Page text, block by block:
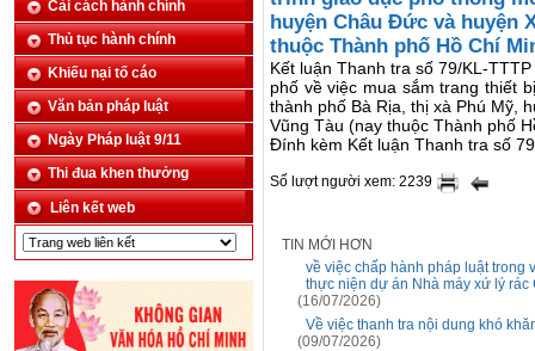
Cải cách hành chính
Thủ tục hành chính
Khiếu nại tố cáo
Văn bản pháp luật
Ngày Pháp luật 9/11
Thi đua khen thưởng
Liên kết web
huyện Châu Đức và huyện
thuộc Thành phố Hồ Chí
Kết luận Thanh tra số 79/KL-
phố về việc mua sắm trang thiết
thành phố Bà Rịa, thị xà Phú Mỹ,
Vũng Tàu (nay thuộc Thành phố
Đính kèm Kết luận Thanh tra số
Số lượt người xem: 2239
TIN MỚI HƠN
về việc chấp hành pháp luật trong
thực niện dự án Nhà máy xứ lý
(16/07/2026)
Về việc thanh tra nội dung khó
(09/07/2026)